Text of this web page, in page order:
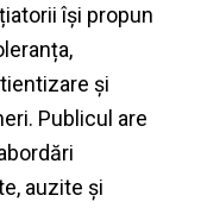
își propun
și
Publicul are
auzite și